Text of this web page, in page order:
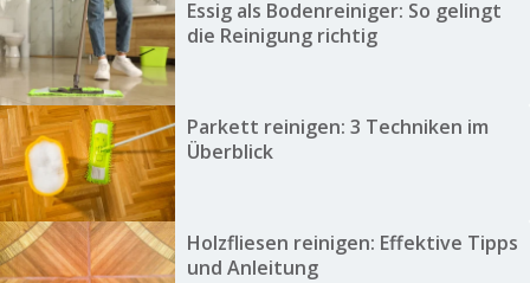
Essig als Bodenreiniger: So gelingt
die Reinigung richtig
Parkett reinigen: 3 Techniken im
Überblick
Holzfliesen reinigen: Effektive Tipps
und Anleitung